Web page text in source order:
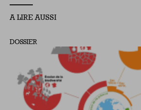
A LIRE AUSSI
DOSSIER